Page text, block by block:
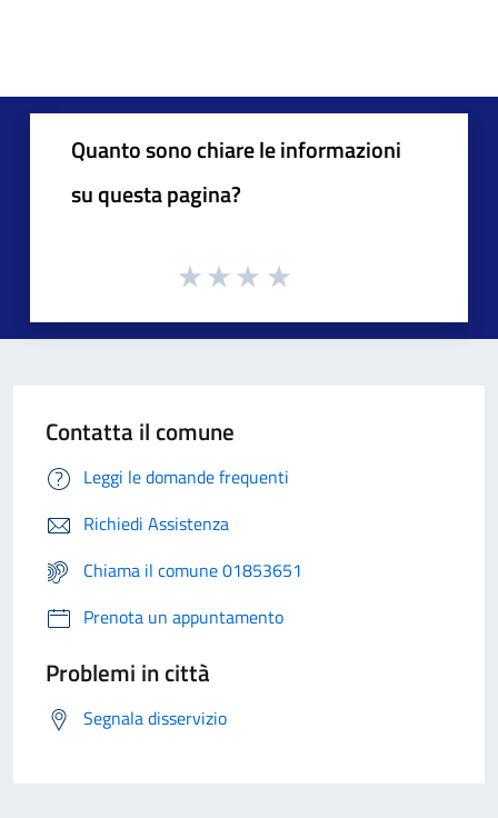
Quanto sono chiare le informazioni
su questa pagina?
Contatta il comune
Leggi le domande frequenti
Richiedi Assistenza
Chiama il comune 01853651
Prenota un appuntamento
Problemi in città
Segnala disservizio